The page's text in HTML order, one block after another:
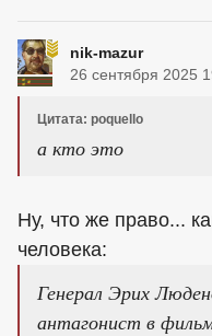
nik-mazur
26 сентября 2025
Цитата: poquello
а кто это
Ну, что же право...
человека:
Генерал Эрих
антагонист в